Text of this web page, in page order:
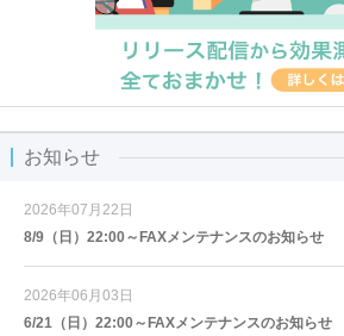
お知らせ
2026年07月22日
8/9（日）22:00～FAXメンテナンスのお知らせ
2026年06月03日
6/21（日）22:00～FAXメンテナンスのお知らせ